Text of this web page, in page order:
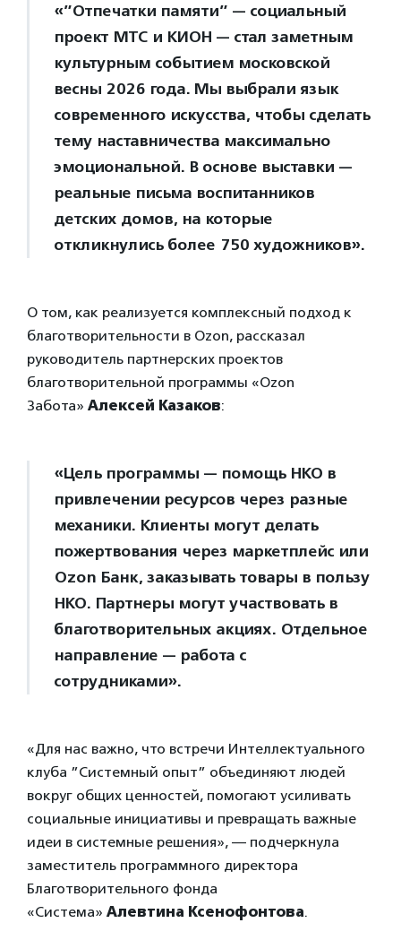
«”Отпечатки памяти” — социальный
проект МТС и КИОН — стал заметным
культурным событием московской
весны 2026 года. Мы выбрали язык
современного искусства, чтобы сделать
тему наставничества максимально
эмоциональной. В основе выставки —
реальные письма воспитанников
детских домов, на которые
откликнулись более 750 художников».
О том, как реализуется комплексный подход к
благотворительности в Ozon, рассказал
руководитель партнерских проектов
благотворительной программы «Ozon
Забота» Алексей Казаков:
«Цель программы — помощь НКО в
привлечении ресурсов через разные
механики. Клиенты могут делать
пожертвования через маркетплейс или
Ozon Банк, заказывать товары в пользу
НКО. Партнеры могут участвовать в
благотворительных акциях. Отдельное
направление — работа с
сотрудниками».
«Для нас важно, что встречи Интеллектуального
клуба ”Системный опыт” объединяют людей
вокруг общих ценностей, помогают усиливать
социальные инициативы и превращать важные
идеи в системные решения», — подчеркнула
заместитель программного директора
Благотворительного фонда
«Система» Алевтина Ксенофонтова.